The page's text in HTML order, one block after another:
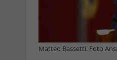
Matteo Bassetti. Foto